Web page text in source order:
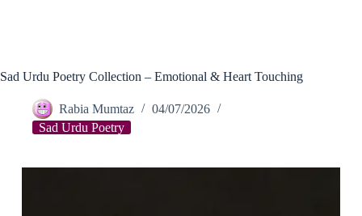
Sad Urdu Poetry Collection – Emotional & Heart Touching
Rabia Mumtaz
04/07/2026
Sad Urdu Poetry